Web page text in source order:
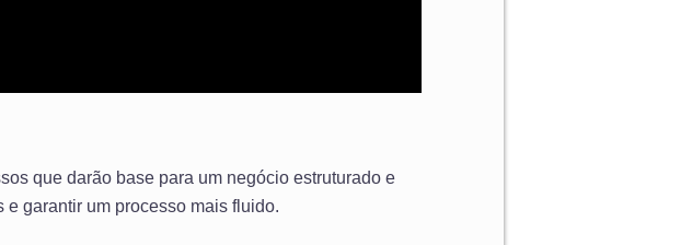
que darão base para um negócio estruturado e
garantir um processo mais fluido.